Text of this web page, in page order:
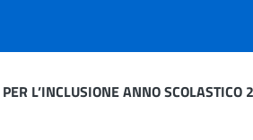
L’INCLUSIONE ANNO